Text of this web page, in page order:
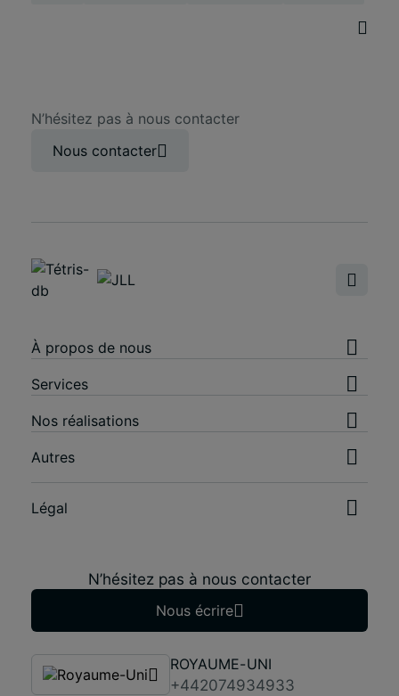
N’hésitez pas à nous contacter
Nous contacter
À propos de nous
Services
Nos réalisations
Autres
Légal
N’hésitez pas à nous contacter
Nous écrire
ROYAUME-UNI
+442074934933